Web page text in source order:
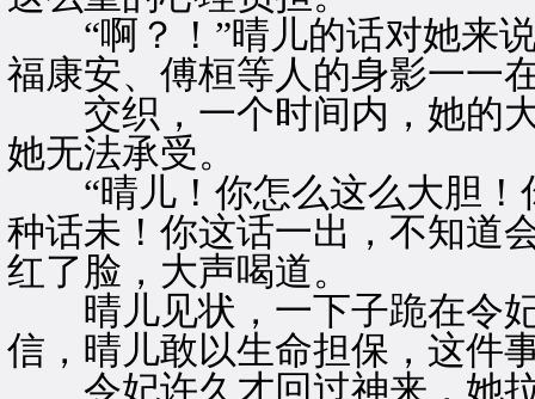
“啊？！”晴儿的话对她来说
福康安、傅桓等人的身影一一
交织，一个时间内，她的大
她无法承受。
“晴儿！你怎么这么大胆！
种话未！你这话一出，不知道
红了脸，大声喝道。
晴儿见状，一下子跪在令妃
信，晴儿敢以生命担保，这件
令妃许久才回过神来，她拉